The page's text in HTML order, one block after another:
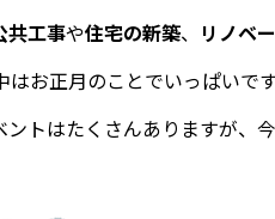
共工事や住宅の新築、 リノベ
はお正月のことでいっぱいで
トはたくさんありますが、